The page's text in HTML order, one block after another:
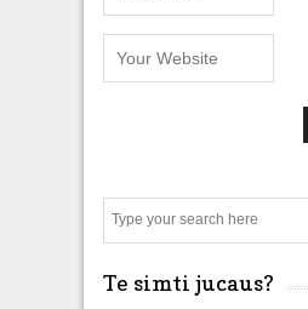
Te simti jucaus?